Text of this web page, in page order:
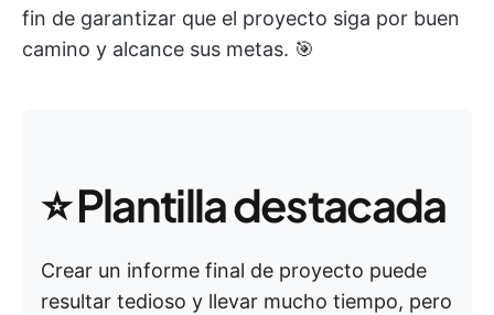
fin de garantizar que el proyecto siga por buen
camino y alcance sus metas. 🎯
⭐Plantilla destacada
Crear un informe final de proyecto puede
resultar tedioso y llevar mucho tiempo, pero